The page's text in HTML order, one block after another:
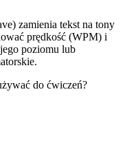
zamienia tekst na tony
prędkość (WPM) i
poziomu lub
do ćwiczeń?